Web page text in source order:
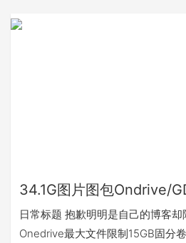
时候返回null）爬完了2W多条数据
34.1G图片图包Ondrive/
日常标题 抱歉明明是自己的博客
Onedrive最大文件限制15GB固分